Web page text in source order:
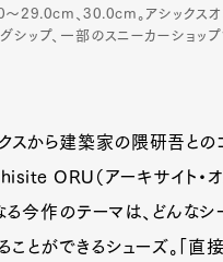
29.0cm、30.0cm。アシックスオ
グシップ、一部のスニーカーショッ
クスから建築家の隈研吾との
ORU（アーキサイト・オ
る今作のテーマは、どんなシ
ことができるシューズ。「直